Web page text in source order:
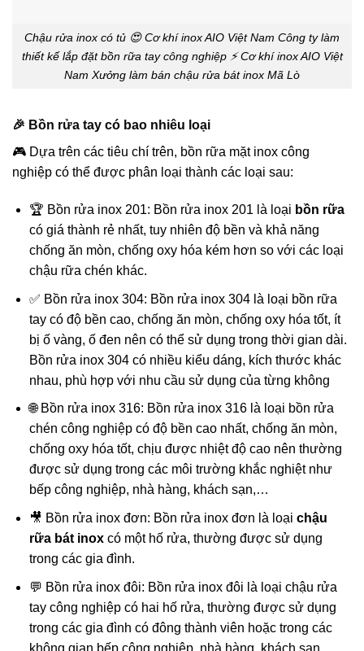
Chậu rửa inox có tủ 😍 Cơ khí inox AIO Việt Nam Công ty làm
thiết kế lắp đặt bồn rữa tay công nghiệp ⚡ Cơ khí inox AIO Việt
Nam Xưởng làm bán chậu rửa bát inox Mã Lò
🎉 Bồn rửa tay có bao nhiêu loại
🎮 Dựa trên các tiêu chí trên, bồn rữa mặt inox công
nghiệp có thể được phân loại thành các loại sau:
🏆 Bồn rửa inox 201: Bồn rửa inox 201 là loại bồn rữa
có giá thành rẻ nhất, tuy nhiên độ bền và khả năng
chống ăn mòn, chống oxy hóa kém hơn so với các loại
chậu rữa chén khác.
✅ Bồn rửa inox 304: Bồn rửa inox 304 là loại bồn rữa
tay có độ bền cao, chống ăn mòn, chống oxy hóa tốt, ít
bị ố vàng, ố đen nên có thể sử dụng trong thời gian dài.
Bồn rửa inox 304 có nhiều kiểu dáng, kích thước khác
nhau, phù hợp với nhu cầu sử dụng của từng không
🌐 Bồn rửa inox 316: Bồn rửa inox 316 là loại bồn rửa
chén công nghiệp có độ bền cao nhất, chống ăn mòn,
chống oxy hóa tốt, chịu được nhiệt độ cao nên thường
được sử dụng trong các môi trường khắc nghiệt như
bếp công nghiệp, nhà hàng, khách sạn,…
🎥 Bồn rửa inox đơn: Bồn rửa inox đơn là loại chậu
rữa bát inoxcó một hố rửa, thường được sử dụng
trong các gia đình.
💬 Bồn rửa inox đôi: Bồn rửa inox đôi là loại chậu rửa
tay công nghiệp có hai hố rửa, thường được sử dụng
trong các gia đình có đông thành viên hoặc trong các
không gian bếp công nghiệp, nhà hàng, khách sạn.